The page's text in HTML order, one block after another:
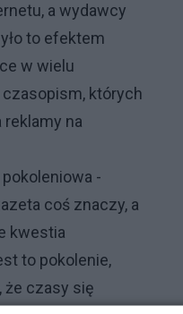
a wydawcy
to efektem
w wielu
których
reklamy na
-
coś znaczy, a
kwestia
to pokolenie,
że czasy się